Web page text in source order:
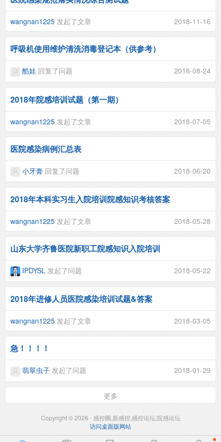
wangnan1225 发起了文章 2018-11-16
呼吸机使用维护清洗消毒登记本（供参考）
酷娃 回复了问题 2018-08-24
2018年院感培训试题（第一期）
wangnan1225 发起了文章 2018-07-05
医院感染病例汇总表
小牙膏 回复了问题 2018-06-20
2018年本科实习生入院培训院感知识考核答案
wangnan1225 发起了文章 2018-05-28
山东大学齐鲁医院新职工院感知识入院培训
IPDYSL 发起了问题 2018-05-22
2018年进修人员医院感染培训试题&答案
wangnan1225 发起了文章 2018-03-05
急！！！！
翡翠虫子 发起了问题 2018-01-29
更多
Copyright © 2026 - 感控圈,新感控,感控论坛,院感论坛
访问桌面版网站